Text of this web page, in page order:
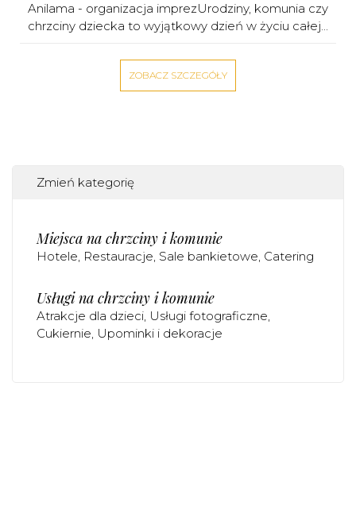
Anilama - organizacja imprezUrodziny, komunia czy
chrzciny dziecka to wyjątkowy dzień w życiu całej...
ZOBACZ SZCZEGÓŁY
Zmień kategorię
Miejsca na chrzciny i komunie
Hotele Restauracje Sale bankietowe Catering
Usługi na chrzciny i komunie
Atrakcje dla dzieci Usługi fotograficzne
Cukiernie Upominki i dekoracje